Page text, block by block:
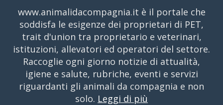
www.animalidacompagnia.it è il portale che
soddisfa le esigenze dei proprietari di PET,
trait d'union tra proprietario e veterinari,
istituzioni, allevatori ed operatori del settore.
Raccoglie ogni giorno notizie di attualità,
igiene e salute, rubriche, eventi e servizi
riguardanti gli animali da compagnia e non
solo. Leggi di più